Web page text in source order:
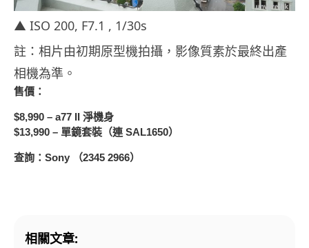
▲ ISO 200, F7.1 , 1/30s
註：相片由初期原型機拍攝，影像質素於最終出產
相機為準。
售價：
$8,990 – a77 II 淨機身
$13,990 – 單鏡套裝（連 SAL1650）
查詢：Sony （2345 2966）
相關文章: